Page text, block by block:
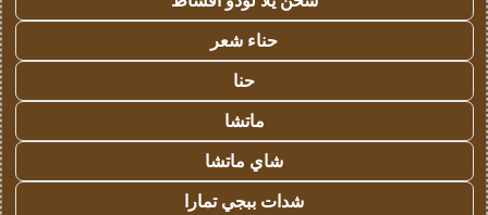
حناء شعر
حنا
ماتشا
شاي ماتشا
شدات ببجي تمارا